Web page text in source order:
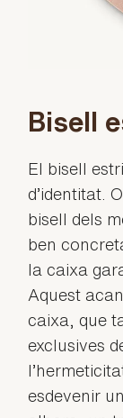
Bisell
El bisell
d’identitat.
bisell dels
ben
la caixa
Aquest
caixa, que
exclusives
esdevenir